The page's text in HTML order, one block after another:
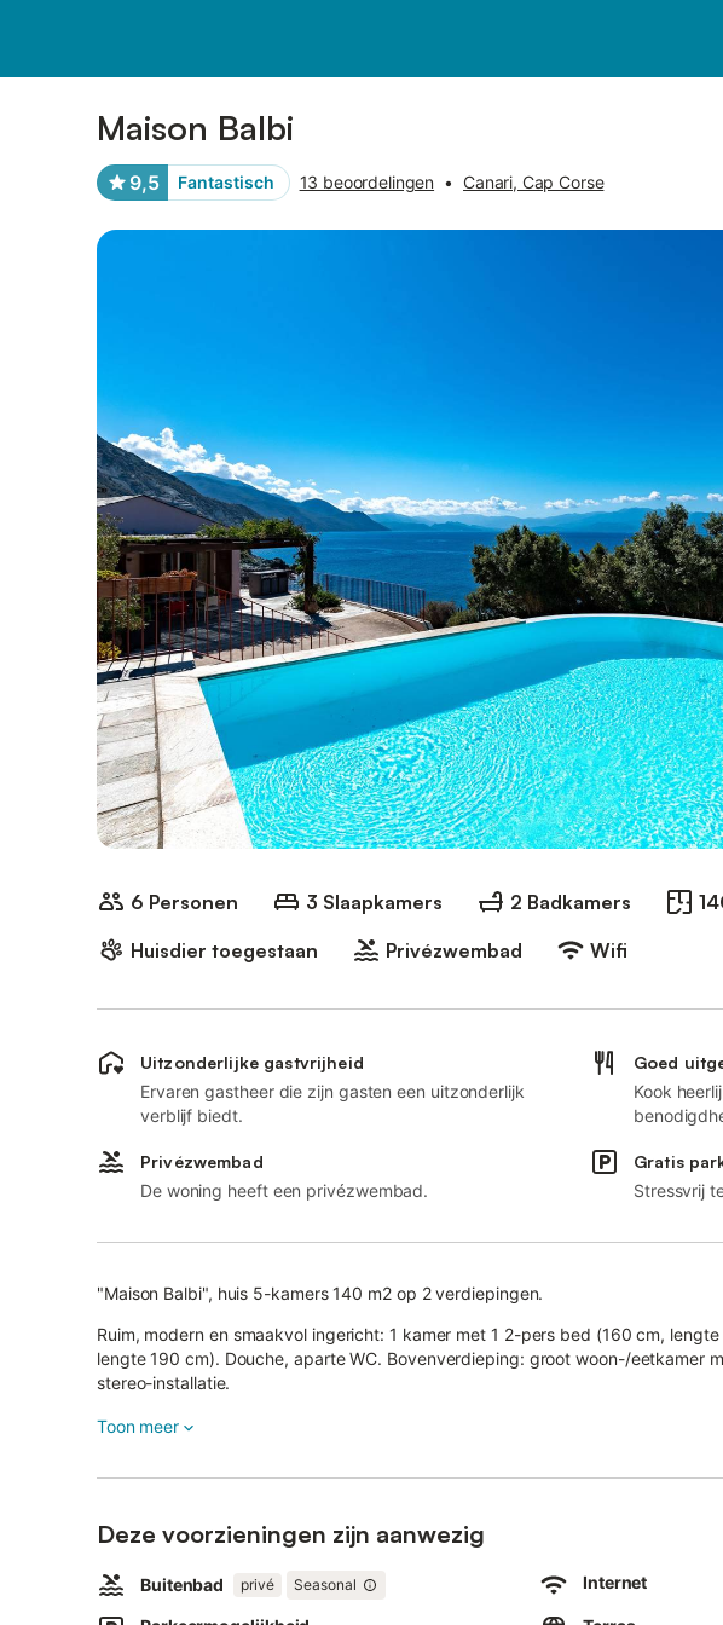
Maison Balbi
9,5 Fantastisch 13 beoordelingen • Canari, Cap Corse
6 Personen 3 Slaapkamers 2 Badkamers
Huisdier toegestaan
Privézwembad Wifi
Uitzonderlijke gastvrijheid
Ervaren gastheer die zijn gasten een uitzonderlijk
verblijf biedt.
Goed
Kook
Privézwembad
De woning heeft een privézwembad.
Gratis
Stressvrij
"Maison Balbi", huis 5-kamers 140 m2 op 2 verdiepingen.
Ruim, modern en smaakvol ingericht: 1 kamer met 1 2-pers bed (160 cm,
lengte 190 cm). Douche, aparte WC. Bovenverdieping: groot woon-/eetkamer
stereo-installatie.
Uitgang naar het terras.
Open keuken (oven, afwasmachine, 4 inductiekookplaten, broodrooster,
koffiemachine, pads voor de koffiemachine (Nespresso) extra, fondue Set
Elektrische verwarming, air-conditioning.
Toon meer
Deze voorzieningen zijn aanwezig
Buitenbad privé Seasonal Internet